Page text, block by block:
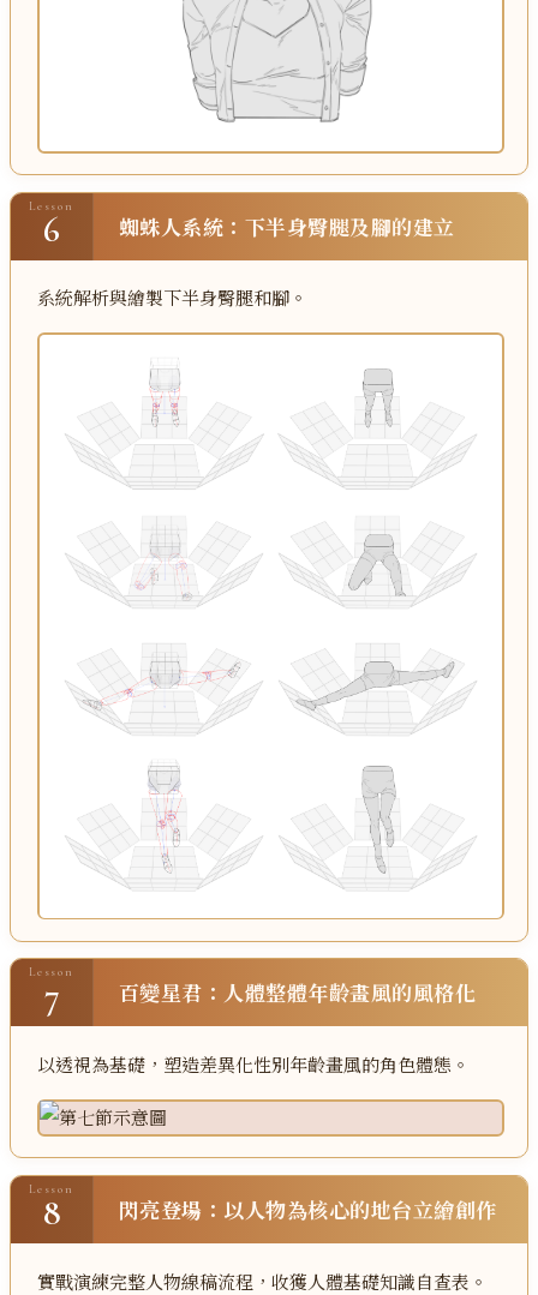
Lesson
6 蜘蛛人系統：下半身臀腿及腳的建立
系統解析與繪製下半身臀腿和腳。
Lesson
7 百變星君：人體整體年齡畫風的風格化
以透視為基礎，塑造差異化性別年齡畫風的角色體態。
Lesson
8 閃亮登場：以人物為核心的地台立繪創作
實戰演練完整人物線稿流程，收獲人體基礎知識自查表。